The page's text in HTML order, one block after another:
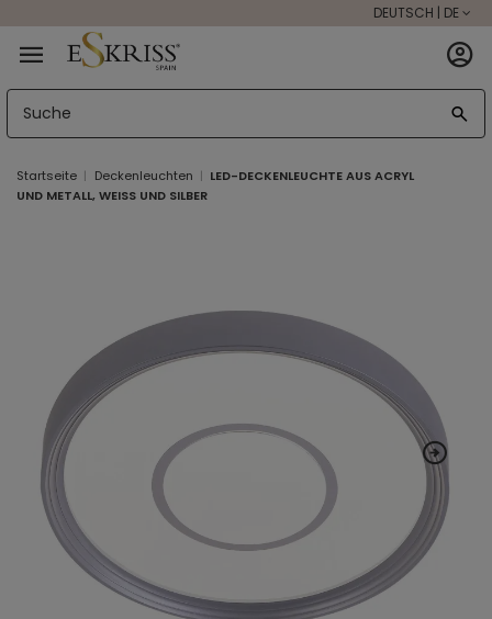
DEUTSCH | DE
Startseite Deckenleuchten
LED-DECKENLEUCHTE AUS ACRYL
UND METALL, WEISS UND SILBER